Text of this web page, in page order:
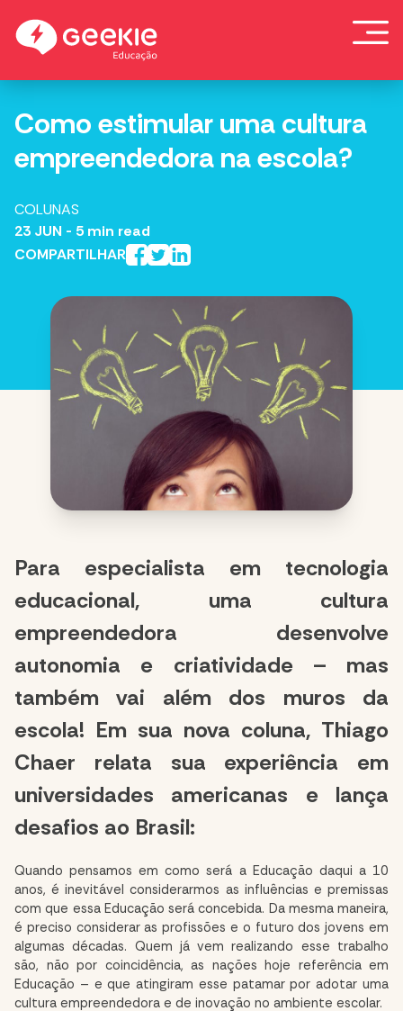
content
Como estimular uma cultura
empreendedora na escola?
COLUNAS
23 JUN - 5 min read
COMPARTILHAR
Para especialista em tecnologia
educacional, uma cultura
empreendedora desenvolve
autonomia e criatividade – mas
também vai além dos muros da
escola! Em sua nova coluna, Thiago
Chaer relata sua experiência em
universidades americanas e lança
desafios ao Brasil:
Quando pensamos em como será a Educação daqui a 10
anos, é inevitável considerarmos as influências e premissas
com que essa Educação será concebida. Da mesma maneira,
é preciso considerar as profissões e o futuro dos jovens em
algumas décadas. Quem já vem realizando esse trabalho
são, não por coincidência, as nações hoje referência em
Educação – e que atingiram esse patamar por adotar uma
cultura empreendedora e de inovação no ambiente escolar.